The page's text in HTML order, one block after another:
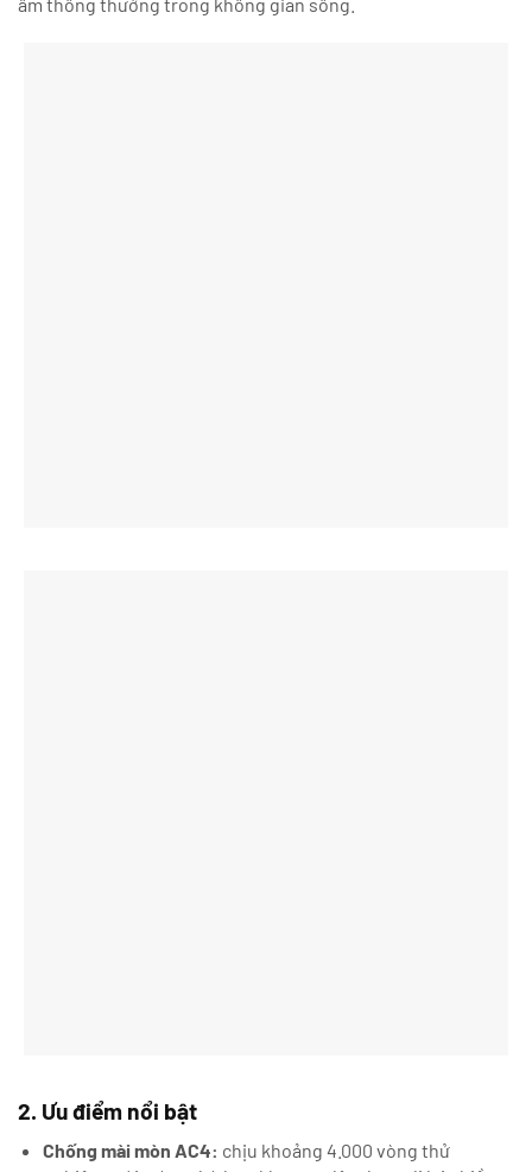
ẩm thông thường trong không gian sống.
2. Ưu điểm nổi bật
Chống mài mòn AC4: chịu khoảng 4.000 vòng thử